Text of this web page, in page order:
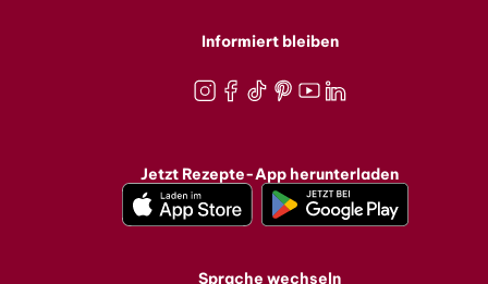
Informiert bleiben
Jetzt Rezepte-App herunterladen
Sprache wechseln